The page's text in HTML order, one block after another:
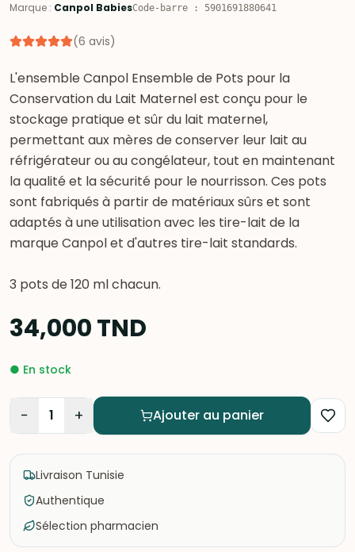
Marque : Canpol BabiesCode-barre : 5901691880641
(6 avis)
L'ensemble Canpol Ensemble de Pots pour la
Conservation du Lait Maternel est conçu pour le
stockage pratique et sûr du lait maternel,
permettant aux mères de conserver leur lait au
réfrigérateur ou au congélateur, tout en maintenant
la qualité et la sécurité pour le nourrisson. Ces pots
sont fabriqués à partir de matériaux sûrs et sont
adaptés à une utilisation avec les tire-lait de la
marque Canpol et d'autres tire-lait standards.
3 pots de 120 ml chacun.
34,000TND
● En stock
− 1 + Ajouter au panier
Livraison Tunisie
Authentique
Sélection pharmacien